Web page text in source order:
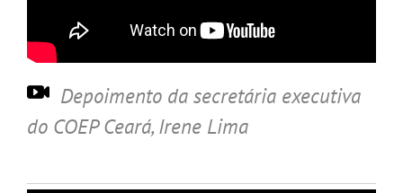
Depoimento da secretária executiva
do COEP Ceará, Irene Lima